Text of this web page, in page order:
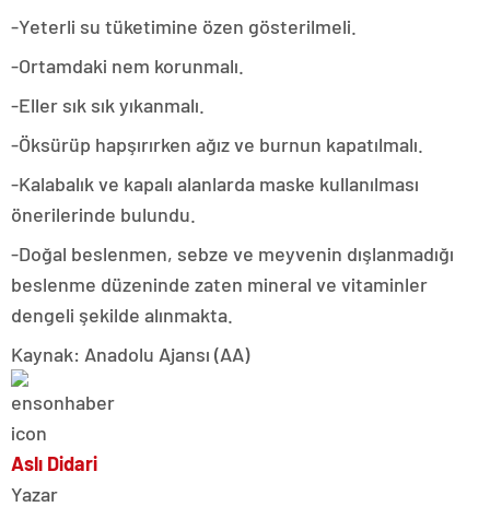
-Yeterli su tüketimine özen gösterilmeli.
-Ortamdaki nem korunmalı.
-Eller sık sık yıkanmalı.
-Öksürüp hapşırırken ağız ve burnun kapatılmalı.
-Kalabalık ve kapalı alanlarda maske kullanılması
önerilerinde bulundu.
-Doğal beslenmen, sebze ve meyvenin dışlanmadığı
beslenme düzeninde zaten mineral ve vitaminler
dengeli şekilde alınmakta.
Kaynak: Anadolu Ajansı (AA)
Aslı Didari
Yazar